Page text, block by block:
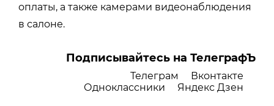
оплаты, а также камерами видеонаблюдения
в салоне.
Подписывайтесь на ТелеграфЪ
Телеграм
Вконтакте
Одноклассники
Яндекс Дзен